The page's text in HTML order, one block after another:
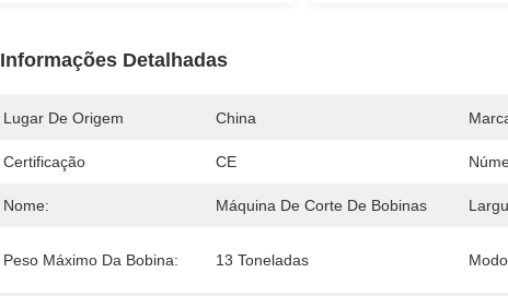
Informações Detalhadas
Lugar De Origem China
Certificação CE
Nome: Máquina De Corte De Bobinas
Peso Máximo Da Bobina: 13 Toneladas